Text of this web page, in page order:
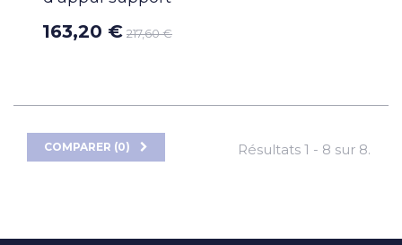
163,20 € 217,60 €
COMPARER (0) Résultats 1 - 8 sur 8.